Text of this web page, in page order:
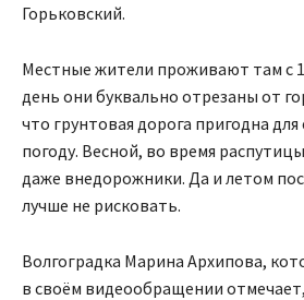
Горьковский.
Местные жители проживают там с
день они буквально отрезаны от
что грунтовая дорога пригодна
погоду. Весной, во время
даже внедорожники. Да и летом
лучше не рисковать.
Волгоградка Марина Архипова,
в своём видеообращении